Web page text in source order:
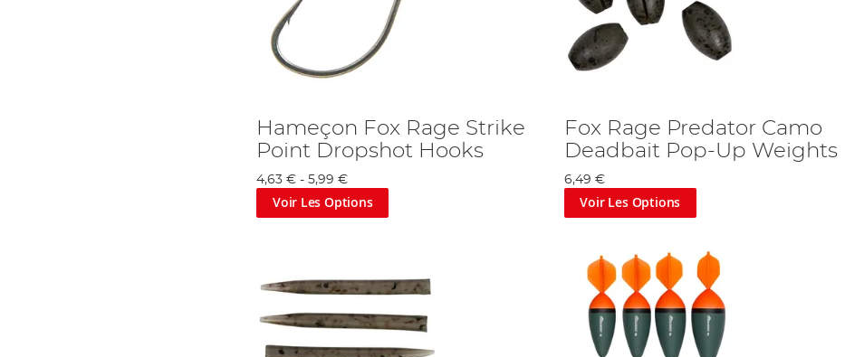
Hameçon Fox Rage Strike
Point Dropshot Hooks
4,63 € -5,99 €
Voir Les Options
Fox Rage Predator Camo
Deadbait Pop-Up Weights
6,49 €
Voir Les Options